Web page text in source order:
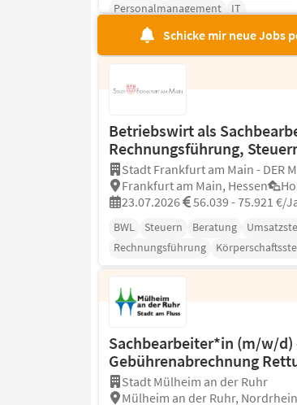
Personalmanagement
IT
Schicke mir neue Jobs
Betriebswirt als
Rechnungsführung,
Stadt Frankfurt am Main - DER
Frankfurt am Main, Hessen
23.07.2026
56.039 - 75.921 €/
BWL Steuern Beratung
Rechnungsführung
Sachbearbeiter*in (m/w/d)
Gebührenabrechnung
Stadt Mülheim an der Ruhr
Mülheim an der Ruhr,